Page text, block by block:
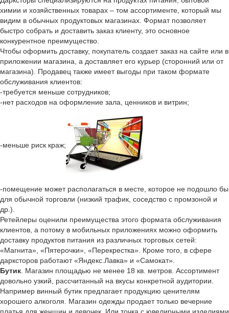
химии и хозяйственных товарах – том ассортименте, который мы
видим в обычных продуктовых магазинах. Формат позволяет
быстро собрать и доставить заказ клиенту, это основное
конкурентное преимущество.
Чтобы оформить доставку, покупатель создает заказ на сайте или в
приложении магазина, а доставляет его курьер (сторонний или от
магазина). Продавец также имеет выгоды при таком формате
обслуживания клиентов:
-требуется меньше сотрудников;
-нет расходов на оформление зала, ценников и витрин;
-меньше риск краж;
-помещение может располагаться в месте, которое не подошло бы
для обычной торговли (низкий трафик, соседство с промзоной и
др.).
Ретейлеры оценили преимущества этого формата обслуживания
клиентов, а потому в мобильных приложениях можно оформить
доставку продуктов питания из различных торговых сетей:
«Магнита», «Пятерочки», «Перекрестка». Кроме того, в сфере
дарксторов работают «Яндекс.Лавка» и «Самокат».
Бутик . Магазин площадью не менее 18 кв. метров. Ассортимент
довольно узкий, рассчитанный на вкусы конкретной аудитории.
Например винный бутик предлагает продукцию ценителям
хорошего алкоголя. Магазин одежды продает только вечерние